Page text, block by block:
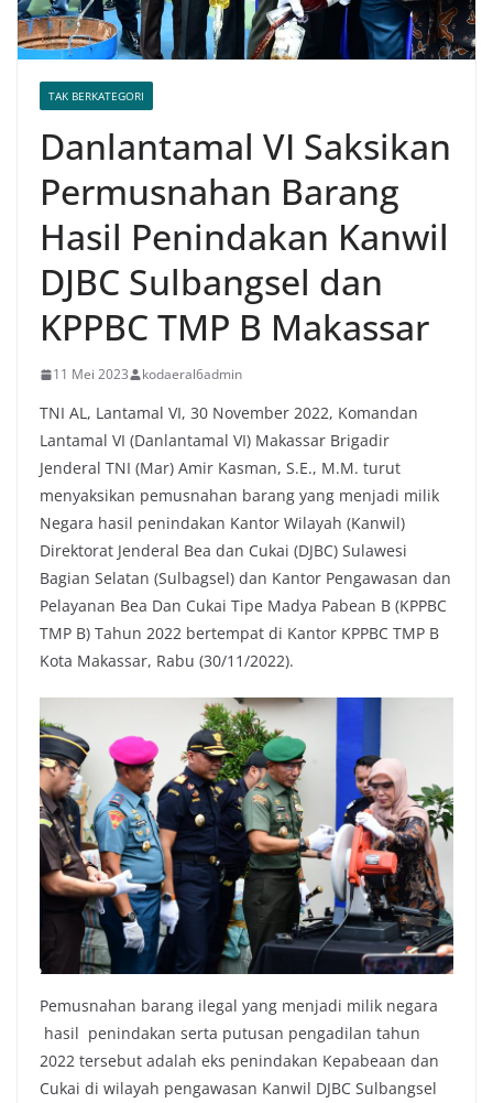
TAK BERKATEGORI
Danlantamal VI Saksikan
Permusnahan Barang
Hasil Penindakan Kanwil
DJBC Sulbangsel dan
KPPBC TMP B Makassar
11 Mei 2023 kodaeral6admin
TNI AL, Lantamal VI, 30 November 2022, Komandan
Lantamal VI (Danlantamal VI) Makassar Brigadir
Jenderal TNI (Mar) Amir Kasman, S.E., M.M. turut
menyaksikan pemusnahan barang yang menjadi milik
Negara hasil penindakan Kantor Wilayah (Kanwil)
Direktorat Jenderal Bea dan Cukai (DJBC) Sulawesi
Bagian Selatan (Sulbagsel) dan Kantor Pengawasan dan
Pelayanan Bea Dan Cukai Tipe Madya Pabean B (KPPBC
TMP B) Tahun 2022 bertempat di Kantor KPPBC TMP B
Kota Makassar, Rabu (30/11/2022).
Pemusnahan barang ilegal yang menjadi milik negara
hasil penindakan serta putusan pengadilan tahun
2022 tersebut adalah eks penindakan Kepabeaan dan
Cukai di wilayah pengawasan Kanwil DJBC Sulbangsel